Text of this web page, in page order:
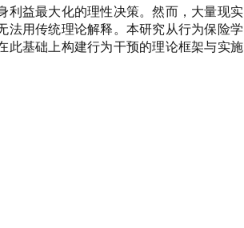
利益最大化的理性决策。然而，大量现实
法用传统理论解释。本研究从行为保险学
此基础上构建行为干预的理论框架与实施
群效应）三类，这些偏差通过影响风险
择错误、续保率低等市场失灵现象。研
保护强化、干预效果评估）三个维度系